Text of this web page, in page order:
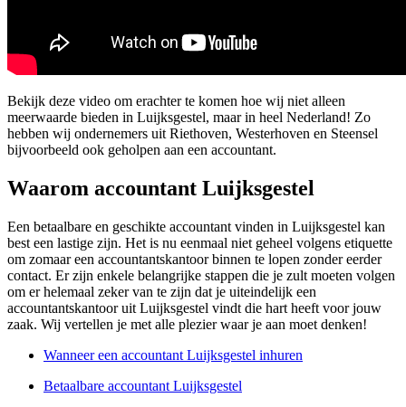
Bekijk deze video om erachter te komen hoe wij niet alleen
meerwaarde bieden in Luijksgestel, maar in heel Nederland! Zo
hebben wij ondernemers uit Riethoven, Westerhoven en Steensel
bijvoorbeeld ook geholpen aan een accountant.
Waarom accountant Luijksgestel
Een betaalbare en geschikte accountant vinden in Luijksgestel kan
best een lastige zijn. Het is nu eenmaal niet geheel volgens etiquette
om zomaar een accountantskantoor binnen te lopen zonder eerder
contact. Er zijn enkele belangrijke stappen die je zult moeten volgen
om er helemaal zeker van te zijn dat je uiteindelijk een
accountantskantoor uit Luijksgestel vindt die hart heeft voor jouw
zaak. Wij vertellen je met alle plezier waar je aan moet denken!
Wanneer een accountant Luijksgestel inhuren
Betaalbare accountant Luijksgestel